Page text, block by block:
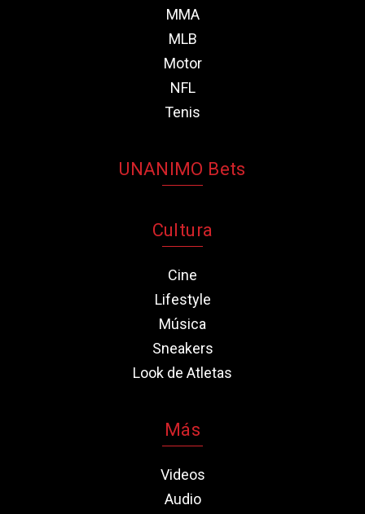
MMA
MLB
Motor
NFL
Tenis
UNANIMO Bets
Cultura
Cine
Lifestyle
Música
Sneakers
Look de Atletas
Más
Videos
Audio